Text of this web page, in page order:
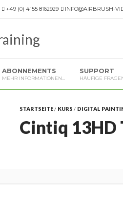
+49 (0) 4155 8162929 INFO@AIRBRUSH-
ABONNEMENTS
MEHR INFORMATIONEN…
SUPPORT
HÄUFIGE
STARTSEITE KURS DIGITAL
Cintiq 13HD